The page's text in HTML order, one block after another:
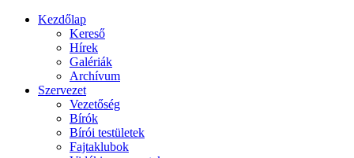
Kezdőlap
Kereső
Hírek
Galériák
Archívum
Szervezet
Vezetőség
Bírók
Bírói testületek
Fajtaklubok